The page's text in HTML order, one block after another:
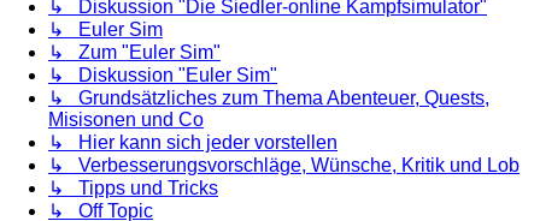
↳ Diskussion "Die Siedler-online Kampfsimulator"
↳ Euler Sim
↳ Zum "Euler Sim"
↳ Diskussion "Euler Sim"
↳ Grundsätzliches zum Thema Abenteuer, Quests,
Misisonen und Co
↳ Hier kann sich jeder vorstellen
↳ Verbesserungsvorschläge, Wünsche, Kritik und Lob
↳ Tipps und Tricks
↳ Off Topic